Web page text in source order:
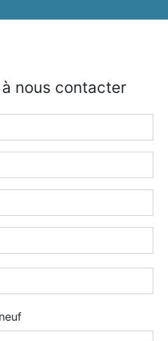
nous contacter